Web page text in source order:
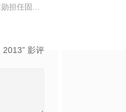
弈，究竟谁能
X 和 SEVENTEEN 等
미지의 나라로! 생소한 나라 출
担任固定MC，由“恋爱高手”主
2013” 影评